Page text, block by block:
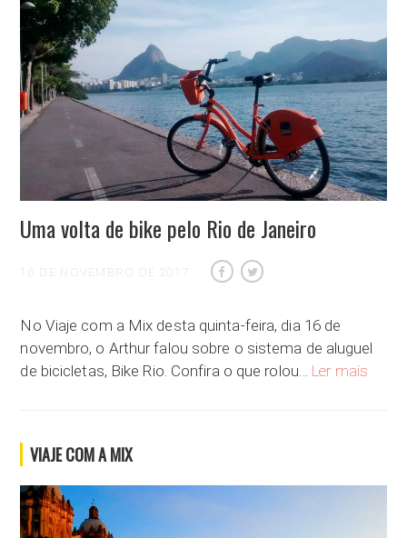
Uma volta de bike pelo Rio de Janeiro
16 DE NOVEMBRO DE 2017
No Viaje com a Mix desta quinta-feira, dia 16 de
novembro, o Arthur falou sobre o sistema de aluguel
de bicicletas, Bike Rio. Confira o que rolou… Ler mais
VIAJE COM A MIX